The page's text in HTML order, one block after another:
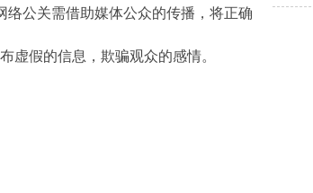
公关需借助媒体公众的传播，将正确
虚假的信息，欺骗观众的感情。